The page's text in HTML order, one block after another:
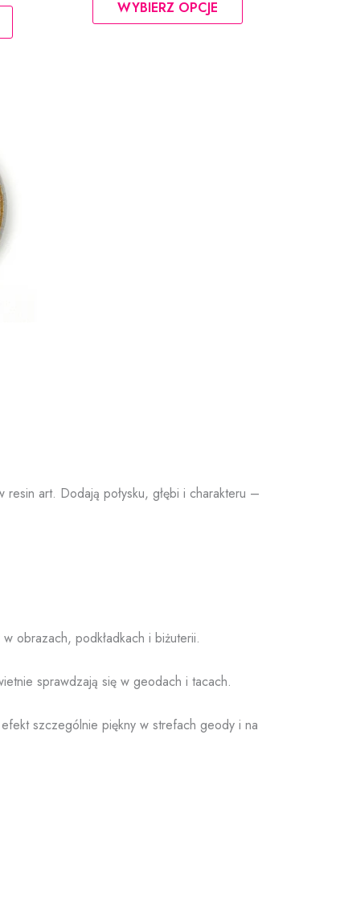
11,90 zł
do
WYBIERZ OPCJE
art. Dodają połysku, głębi i charakteru –
obrazach, podkładkach i biżuterii.
sprawdzają się w geodach i tacach.
szczególnie piękny w strefach geody i na